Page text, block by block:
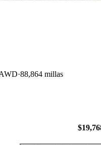
88,864 millas